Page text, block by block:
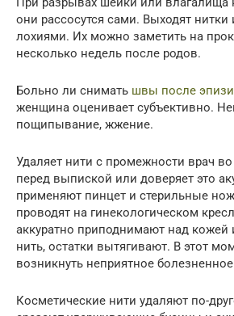
они рассосутся сами. Выходят
лохиями. Их можно заметить на
несколько недель после родов.
Больно ли снимать швы после
женщина оценивает субъективно.
пощипывание, жжение.
Удаляет нити с промежности врач
перед выпиской или доверяет это
применяют пинцет и стерильные
проводят на гинекологическом
аккуратно приподнимают над кожей
нить, остатки вытягивают. В этот
возникнуть неприятное
Косметические нити удаляют по-